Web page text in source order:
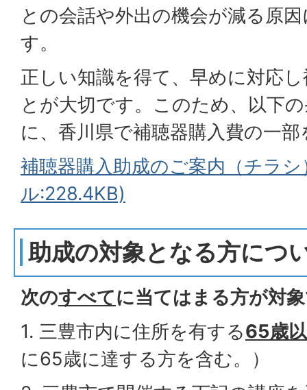
との会話や外出の機会が減る原
す。
正しい知識を得て、早めに対応
とが大切です。このため、以下
に、香川県で補聴器購入費の一
補聴器購入助成のご案内（チラ
ル:228.4KB)
助成の対象となる方につ
次のすべてに当てはまる方が対
1. 三豊市内に住所を有する65歳
に65歳に達する方を含む。）